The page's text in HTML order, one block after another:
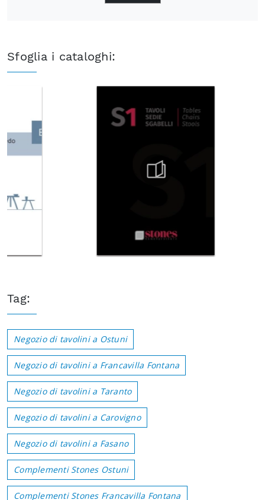
Sfoglia i cataloghi:
Tag:
Negozio di tavolini a Ostuni
Negozio di tavolini a Francavilla Fontana
Negozio di tavolini a Taranto
Negozio di tavolini a Carovigno
Negozio di tavolini a Fasano
Complementi Stones Ostuni
Complementi Stones Francavilla Fontana